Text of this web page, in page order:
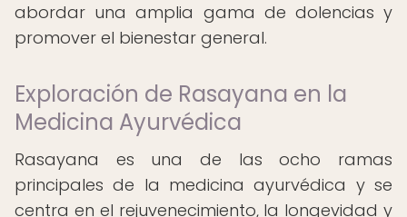
abordar una amplia gama de dolencias y
promover el bienestar general.
Exploración de Rasayana en la
Medicina Ayurvédica
Rasayana es una de las ocho ramas
principales de la medicina ayurvédica y se
centra en el rejuvenecimiento, la longevidad y